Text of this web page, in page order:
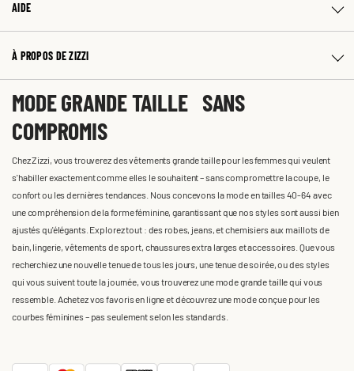
AIDE
À PROPOS DE ZIZZI
MODE GRANDE TAILLE SANS
COMPROMIS
Chez Zizzi, vous trouverez des vêtements grande taille pour les femmes qui veulent
s'habiller exactement comme elles le souhaitent – sans compromettre la coupe, le
confort ou les dernières tendances. Nous concevons la mode en tailles 40-64 avec
une compréhension de la forme féminine, garantissant que nos styles sont aussi bien
ajustés qu'élégants. Explorez tout : des robes, jeans, et chemisiers aux maillots de
bain, lingerie, vêtements de sport, chaussures extra larges et accessoires. Que vous
recherchiez une nouvelle tenue de tous les jours, une tenue de soirée, ou des styles
qui vous suivent toute la journée, vous trouverez une mode grande taille qui vous
ressemble. Achetez vos favoris en ligne et découvrez une mode conçue pour les
courbes féminines – pas seulement selon les standards.